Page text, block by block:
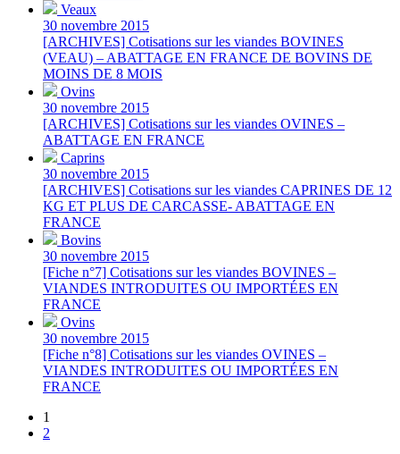
Veaux
30 novembre 2015
[ARCHIVES] Cotisations sur les viandes BOVINES
(VEAU) – ABATTAGE EN FRANCE DE BOVINS DE
MOINS DE 8 MOIS
Ovins
30 novembre 2015
[ARCHIVES] Cotisations sur les viandes OVINES –
ABATTAGE EN FRANCE
Caprins
30 novembre 2015
[ARCHIVES] Cotisations sur les viandes CAPRINES DE 12
KG ET PLUS DE CARCASSE- ABATTAGE EN
FRANCE
Bovins
30 novembre 2015
[Fiche n°7] Cotisations sur les viandes BOVINES –
VIANDES INTRODUITES OU IMPORTÉES EN
FRANCE
Ovins
30 novembre 2015
[Fiche n°8] Cotisations sur les viandes OVINES –
VIANDES INTRODUITES OU IMPORTÉES EN
FRANCE
1
2